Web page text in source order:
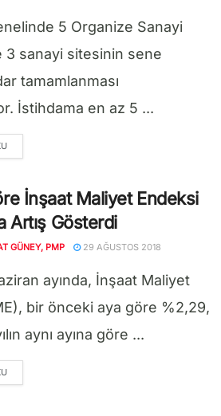
5 Organize Sanayi
3 sanayi sitesinin sene
tamamlanması
İstihdama en az 5 ...
DETAILS
İnşaat Maliyet Endeksi
Artış Gösterdi
GÜNEY, PMP 29 AĞUSTOS 2018
ayında, İnşaat Maliyet
bir önceki aya göre %2,29,
aynı ayına göre ...
DETAILS